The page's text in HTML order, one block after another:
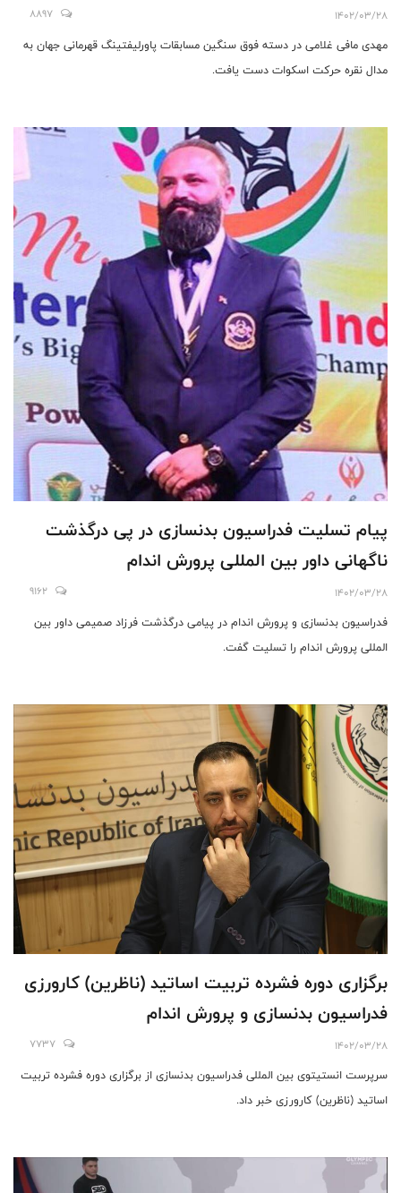
1402/03/28
8897
مهدی مافی غلامی در دسته فوق سنگین مسابقات پاورلیفتینگ قهرمانی جهان به
مدال نقره حرکت اسکوات دست یافت.
پیام تسلیت فدراسیون بدنسازی در پی درگذشت
ناگهانی داور بین المللی پرورش اندام
1402/03/28
9162
فدراسیون بدنسازی و پرورش اندام در پیامی درگذشت فرزاد صمیمی داور بین
المللی پرورش اندام را تسلیت گفت.
برگزاری دوره فشرده تربیت اساتید (ناظرین) کارورزی
فدراسیون بدنسازی و پرورش اندام
1402/03/28
7737
سرپرست انستیتوی بین المللی فدراسیون بدنسازی از برگزاری دوره فشرده تربیت
اساتید (ناظرین) کارورزی خبر داد.